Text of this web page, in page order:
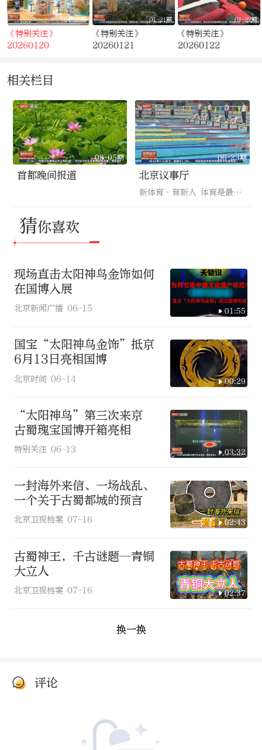
01-20期
《特别关注》
20260120
01-21期
《特别关注》
20260121
01-22期
《特别关注》
20260122
相关栏目
08-05期
首都晚间报道
06-23期
北京议事厅
新体育·育新人 体育是最好的教育
猜你喜欢
现场直击太阳神鸟金饰如何
在国博入展
北京新闻广播 06-15 01:55
国宝“太阳神鸟金饰”抵京
6月13日亮相国博
北京时间 06-14 00:29
“太阳神鸟”第三次来京
古蜀瑰宝国博开箱亮相
特别关注 06-13 03:32
一封海外来信、一场战乱、
一个关于古蜀都城的预言
北京卫视档案 07-16 02:43
古蜀神王，千古谜题—青铜
大立人
北京卫视档案 07-16 02:37
换一换
评论